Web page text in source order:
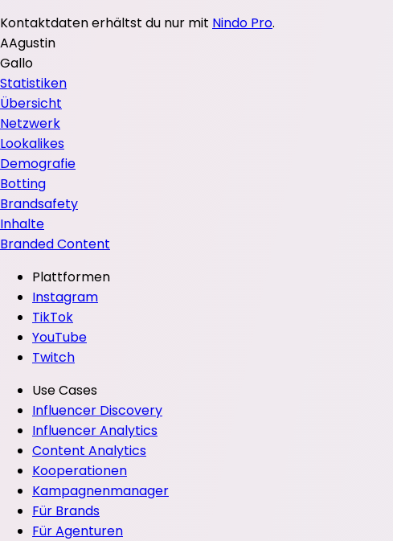
Kontaktdaten erhältst du nur mit Nindo Pro.
AAgustin
Gallo
Statistiken
Übersicht
Netzwerk
Lookalikes
Demografie
Botting
Brandsafety
Inhalte
Branded Content
Plattformen
Instagram
TikTok
YouTube
Twitch
Use Cases
Influencer Discovery
Influencer Analytics
Content Analytics
Kooperationen
Kampagnenmanager
Für Brands
Für Agenturen